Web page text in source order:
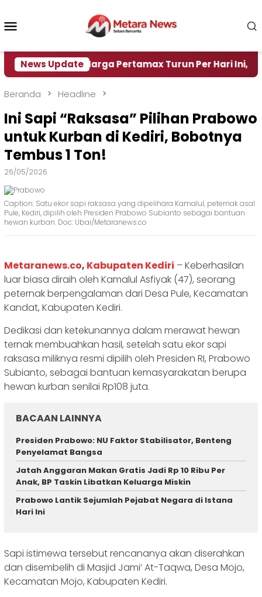
konten
News Update
Harga Pertamax Turun Per Hari Ini, Segini
Beranda Headline
Ini Sapi “Raksasa” Pilihan Prabowo
untuk Kurban di Kediri, Bobotnya
Tembus 1 Ton!
26/05/2026
Caption: Satu ekor sapi raksasa yang dipelihara Kamalul, peternak asal
Pule, Kediri, dipilih oleh Presiden Prabowo Subianto sebagai bantuan
hewan kurban. Doc: Ubai/Metaranews.co
Metaranews.co, Kabupaten Kediri – Keberhasilan
luar biasa diraih oleh Kamalul Asfiyak (47), seorang
peternak berpengalaman dari Desa Pule, Kecamatan
Kandat, Kabupaten Kediri.
Dedikasi dan ketekunannya dalam merawat hewan
ternak membuahkan hasil, setelah satu ekor sapi
raksasa miliknya resmi dipilih oleh Presiden RI, Prabowo
Subianto, sebagai bantuan kemasyarakatan berupa
hewan kurban senilai Rp108 juta.
BACAAN LAINNYA
‎Presiden Prabowo: NU Faktor Stabilisator, Benteng
Penyelamat Bangsa
Jatah Anggaran Makan Gratis Jadi Rp 10 Ribu Per
Anak, BP Taskin Libatkan Keluarga Miskin
Prabowo Lantik Sejumlah Pejabat Negara di Istana
Hari Ini
Sapi istimewa tersebut rencananya akan diserahkan
dan disembelih di Masjid Jami’ At-Taqwa, Desa Mojo,
Kecamatan Mojo, Kabupaten Kediri.